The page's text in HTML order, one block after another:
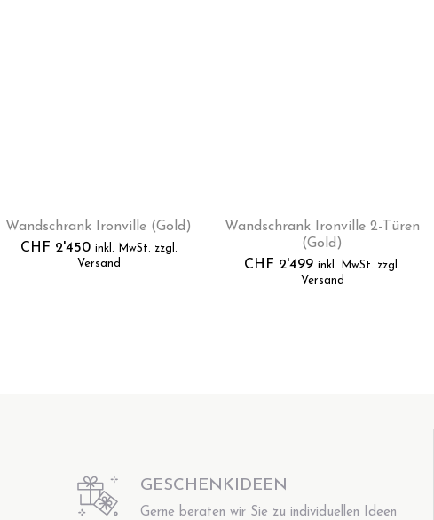
Wandschrank Ironville (Gold)
CHF 2'450 inkl. MwSt. zzgl.
Versand
Wandschrank Ironville 2-Türen
(Gold)
CHF 2'499 inkl. MwSt. zzgl.
Versand
GESCHENKIDEEN
Gerne beraten wir Sie zu individuellen Ideen